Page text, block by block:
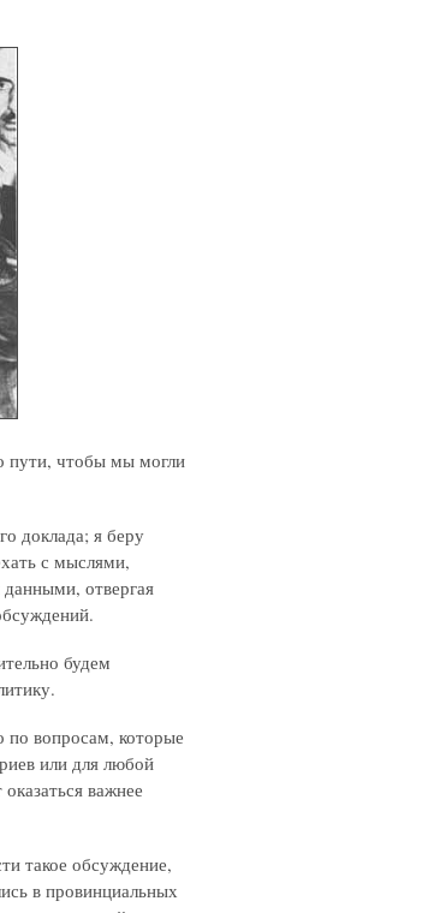
пути, чтобы мы могли
доклада; я беру
с мыслями,
отвергая
будем
по вопросам, которые
или для любой
важнее
такое обсуждение,
в провинциальных